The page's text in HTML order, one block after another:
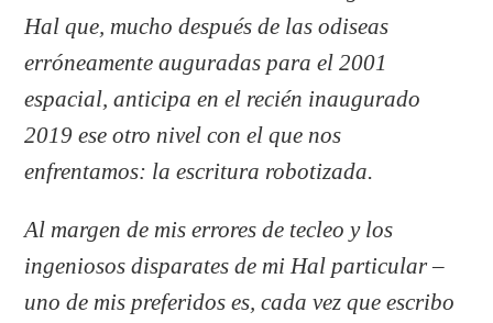
Hal que, mucho después de las odiseas
erróneamente auguradas para el 2001
espacial, anticipa en el recién inaugurado
2019 ese otro nivel con el que nos
enfrentamos: la escritura robotizada.
Al margen de mis errores de tecleo y los
ingeniosos disparates de mi Hal particular –
uno de mis preferidos es, cada vez que escribo